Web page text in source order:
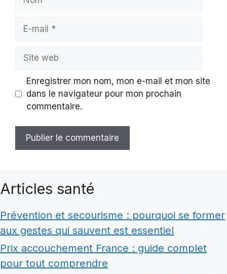
Site
Enregistrer mon nom, mon e-mail et mon site
dans le navigateur pour mon prochain
commentaire.
Articles santé
Prévention et secourisme : pourquoi se former
aux gestes qui sauvent est essentiel
Prix accouchement France : guide complet
pour tout comprendre